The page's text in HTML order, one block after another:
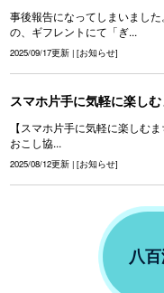
事後報告になってしまいまし
の、ギフレントにて「ぎ...
2025/09/17更新 |[お知らせ]
スマホ片手に気軽に楽し
【スマホ片手に気軽に楽しむ
おこし協...
2025/08/12更新 |[お知らせ]
八